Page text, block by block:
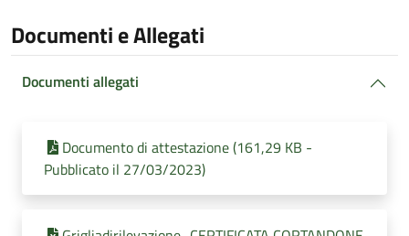
Documenti e Allegati
Documenti allegati
Documento di attestazione (161,29 KB -
Pubblicato il 27/03/2023)